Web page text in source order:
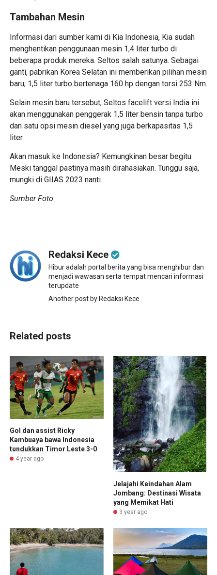
Tambahan Mesin
Informasi dari sumber kami di Kia Indonesia, Kia sudah
menghentikan penggunaan mesin 1,4 liter turbo di
beberapa produk mereka. Seltos salah satunya. Sebagai
ganti, pabrikan Korea Selatan ini memberikan pilihan mesin
baru, 1,5 liter turbo bertenaga 160 hp dengan torsi 253 Nm.
Selain mesin baru tersebut, Seltos facelift versi India ini
akan menggunakan penggerak 1,5 liter bensin tanpa turbo
dan satu opsi mesin diesel yang juga berkapasitas 1,5
liter.
Akan masuk ke Indonesia? Kemungkinan besar begitu.
Meski tanggal pastinya masih dirahasiakan. Tunggu saja,
mungki di GIIAS 2023 nanti.
Sumber Foto
Redaksi Kece
Hibur adalah portal berita yang bisa menghibur dan
menjadi wawasan serta tempat mencari informasi
terupdate
Another post by Redaksi Kece
Related posts
Gol dan assist Ricky
Kambuaya bawa Indonesia
tundukkan Timor Leste 3-0
4 year ago
Jelajahi Keindahan Alam
Jombang: Destinasi Wisata
yang Memikat Hati
3 year ago